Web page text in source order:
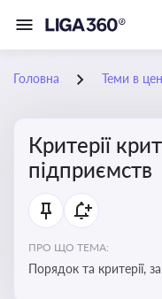
Головна Теми в
Критерії
підприємств
ПРО ЩО ТЕМА:
Порядок та критерії,